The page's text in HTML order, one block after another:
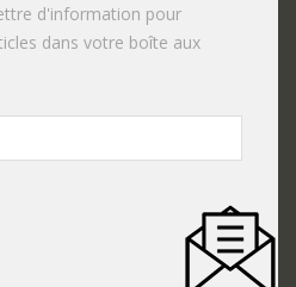
d'information pour
dans votre boîte aux